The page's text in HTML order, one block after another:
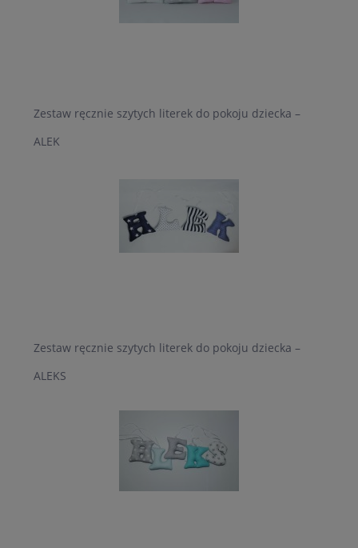
Zestaw ręcznie szytych literek do pokoju dziecka –
ALEK
Zestaw ręcznie szytych literek do pokoju dziecka –
ALEKS